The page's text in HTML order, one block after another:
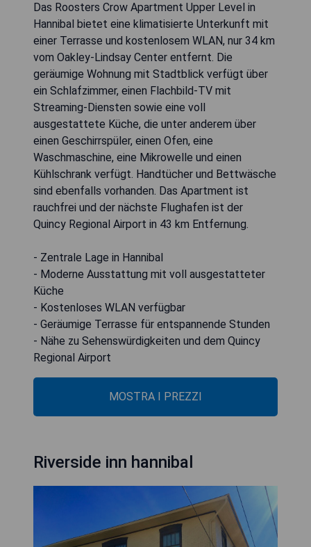
Das Roosters Crow Apartment Upper Level in
Hannibal bietet eine klimatisierte Unterkunft mit
einer Terrasse und kostenlosem WLAN, nur 34 km
vom Oakley-Lindsay Center entfernt. Die
geräumige Wohnung mit Stadtblick verfügt über
ein Schlafzimmer, einen Flachbild-TV mit
Streaming-Diensten sowie eine voll
ausgestattete Küche, die unter anderem über
einen Geschirrspüler, einen Ofen, eine
Waschmaschine, eine Mikrowelle und einen
Kühlschrank verfügt. Handtücher und Bettwäsche
sind ebenfalls vorhanden. Das Apartment ist
rauchfrei und der nächste Flughafen ist der
Quincy Regional Airport in 43 km Entfernung.
- Zentrale Lage in Hannibal
- Moderne Ausstattung mit voll ausgestatteter
Küche
- Kostenloses WLAN verfügbar
- Geräumige Terrasse für entspannende Stunden
- Nähe zu Sehenswürdigkeiten und dem Quincy
Regional Airport
MOSTRA I PREZZI
Riverside inn hannibal